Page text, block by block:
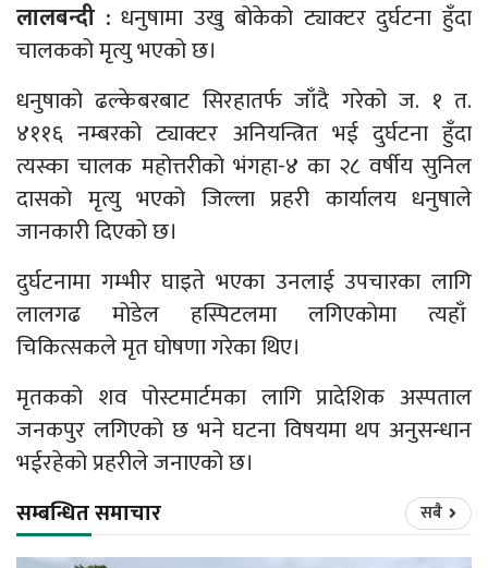
लालबन्दी : धनुषामा उखु बोकेको ट्याक्टर दुर्घटना हुँदा
चालकको मृत्यु भएको छ।
धनुषाको ढल्केबरबाट सिरहातर्फ जाँदै गरेको ज. १ त.
४११६ नम्बरको ट्याक्टर अनियन्त्रित भई दुर्घटना हुँदा
त्यस्का चालक महोत्तरीको भंगहा-४ का २८ वर्षीय सुनिल
दासको मृत्यु भएको जिल्ला प्रहरी कार्यालय धनुषाले
जानकारी दिएको छ।
दुर्घटनामा गम्भीर घाइते भएका उनलाई उपचारका लागि
लालगढ मोडेल हस्पिटलमा लगिएकोमा त्यहाँ
चिकित्सकले मृत घोषणा गरेका थिए।
मृतकको शव पोस्टमार्टमका लागि प्रादेशिक अस्पताल
जनकपुर लगिएको छ भने घटना विषयमा थप अनुसन्धान
भईरहेको प्रहरीले जनाएको छ।
सम्बन्धित समाचार सबै